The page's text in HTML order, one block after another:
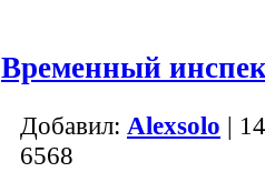
Временный
Добавил: Alexsolo |
6568